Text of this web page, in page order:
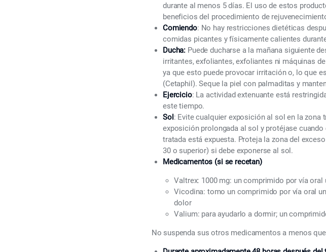
durante al menos 5 días. El uso de estos
beneficios del procedimiento de
Comiendo: No hay restricciones dietéticas
comidas picantes y físicamente calientes
Ducha: Puede ducharse a la mañana siguiente
irritantes, exfoliantes, exfoliantes ni máquinas
ya que esto puede provocar irritación o, lo que
(Cetaphil). Seque la piel con palmaditas y
Ejercicio: La actividad extenuante está
este tiempo.
Sol: Evite cualquier exposición al sol en la zona
exposición prolongada al sol y protéjase
tratada está expuesta. Proteja la zona del
30 o superior) si debe exponerse al sol.
Medicamentos (si se recetan)
Valtrex: 1000 mg: un comprimido por vía oral
Vicodina: tomo un comprimido por vía oral
dolor
Valium: para ayudarlo a dormir; un
No suspenda sus otros medicamentos a menos